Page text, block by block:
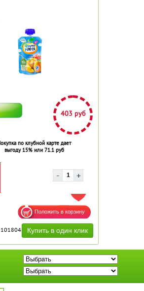
403 руб
по клубной карте дает
выгоду 15% или 71.1 руб
ДОБАВИТЬ В ИЗБРАННОЕ
101804